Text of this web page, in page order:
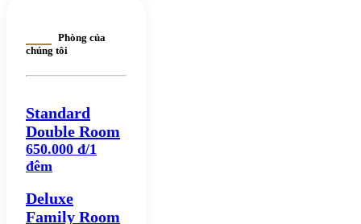
Phòng của
chúng tôi
Standard
Double Room
650.000 đ/1
đêm
Deluxe
Family Room